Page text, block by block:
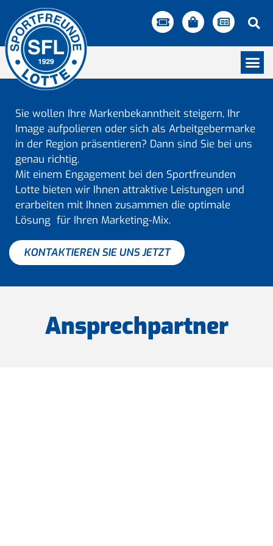
Sie wollen Ihre Markenbekanntheit steigern, Ihr
Image aufpolieren oder sich als Arbeitgebermarke
in der Region präsentieren? Dann sind Sie bei uns
genau richtig.
Mit einem Engagement bei den Sportfreunden
Lotte bieten wir Ihnen attraktive Leistungen und
erarbeiten mit Ihnen zusammen die optimale
Lösung für Ihren Marketing-Mix.
KONTAKTIEREN SIE UNS JETZT
Ansprechpartner